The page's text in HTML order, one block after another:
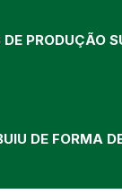
PRODUÇÃO
DE FORMA